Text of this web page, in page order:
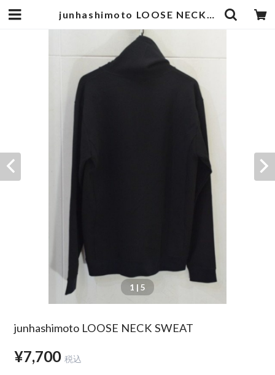
junhashimoto LOOSE NECK SWEAT | goodbadstore
1 | 5
junhashimoto LOOSE NECK SWEAT
¥7,700 税込